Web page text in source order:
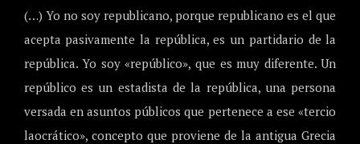
(…) Yo no soy republicano, porque republicano es el que
acepta pasivamente la república, es un partidario de la
república. Yo soy «repúblico», que es muy diferente. Un
repúblico es un estadista de la república, una persona
versada en asuntos públicos que pertenece a ese «tercio
laocrático», concepto que proviene de la antigua Grecia